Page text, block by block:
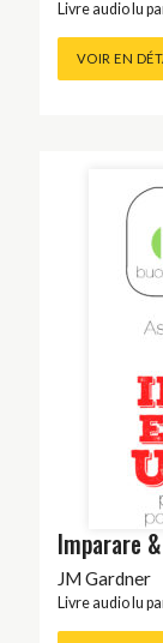
Livre audio lu
VOIR EN
Imparare
JM Gardner
Livre audio lu